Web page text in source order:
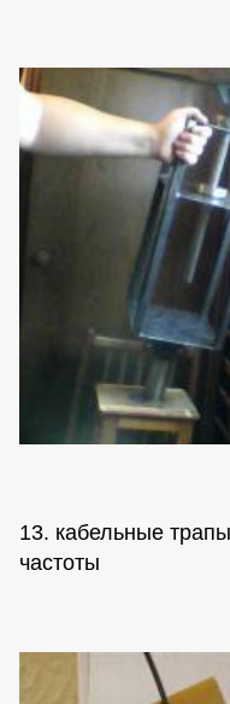
13. кабельные
частоты